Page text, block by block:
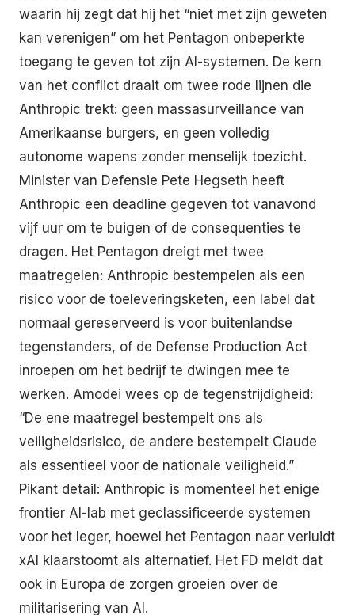
waarin hij zegt dat hij het “niet met zijn geweten
kan verenigen” om het Pentagon onbeperkte
toegang te geven tot zijn AI-systemen. De kern
van het conflict draait om twee rode lijnen die
Anthropic trekt: geen massasurveillance van
Amerikaanse burgers, en geen volledig
autonome wapens zonder menselijk toezicht.
Minister van Defensie Pete Hegseth heeft
Anthropic een deadline gegeven tot vanavond
vijf uur om te buigen of de consequenties te
dragen. Het Pentagon dreigt met twee
maatregelen: Anthropic bestempelen als een
risico voor de toeleveringsketen, een label dat
normaal gereserveerd is voor buitenlandse
tegenstanders, of de Defense Production Act
inroepen om het bedrijf te dwingen mee te
werken. Amodei wees op de tegenstrijdigheid:
“De ene maatregel bestempelt ons als
veiligheidsrisico, de andere bestempelt Claude
als essentieel voor de nationale veiligheid.”
Pikant detail: Anthropic is momenteel het enige
frontier AI-lab met geclassificeerde systemen
voor het leger, hoewel het Pentagon naar verluidt
xAI klaarstoomt als alternatief. Het FD meldt dat
ook in Europa de zorgen groeien over de
militarisering van AI.